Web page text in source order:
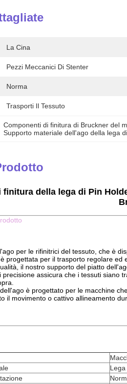
La Cina
Pezzi Meccanici Di Stenter
Norma
Trasporti Il Tessuto
Componenti di finitura di Bruckner del
Supporto materiale dell'ago della lega
finitura della lega di Pin
per le rifinitrici del tessuto, che è
progettata per il trasporto regolare ed
il nostro supporto del piatto
precisione assicura che i tessuti
è progettato per le macchine
il movimento o cattivo allineamento